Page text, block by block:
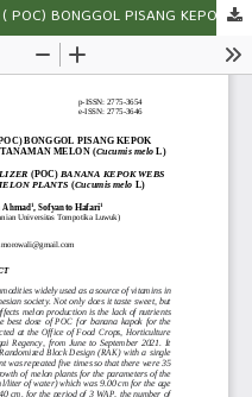
PENGARUH PUPUK ORGANIK CAIR ( POC) BONGGOL PISANG KEPOK TERHADAP PERTUMBUHAN DAN HASIL TANAMAN MELON (Cucumis melo L)